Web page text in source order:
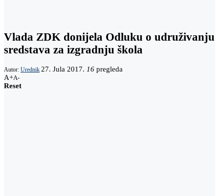
Vlada ZDK donijela Odluku o udruživanju
sredstava za izgradnju škola
Autor: Urednik 27. Jula 2017. 16 pregleda
A+A-
Reset